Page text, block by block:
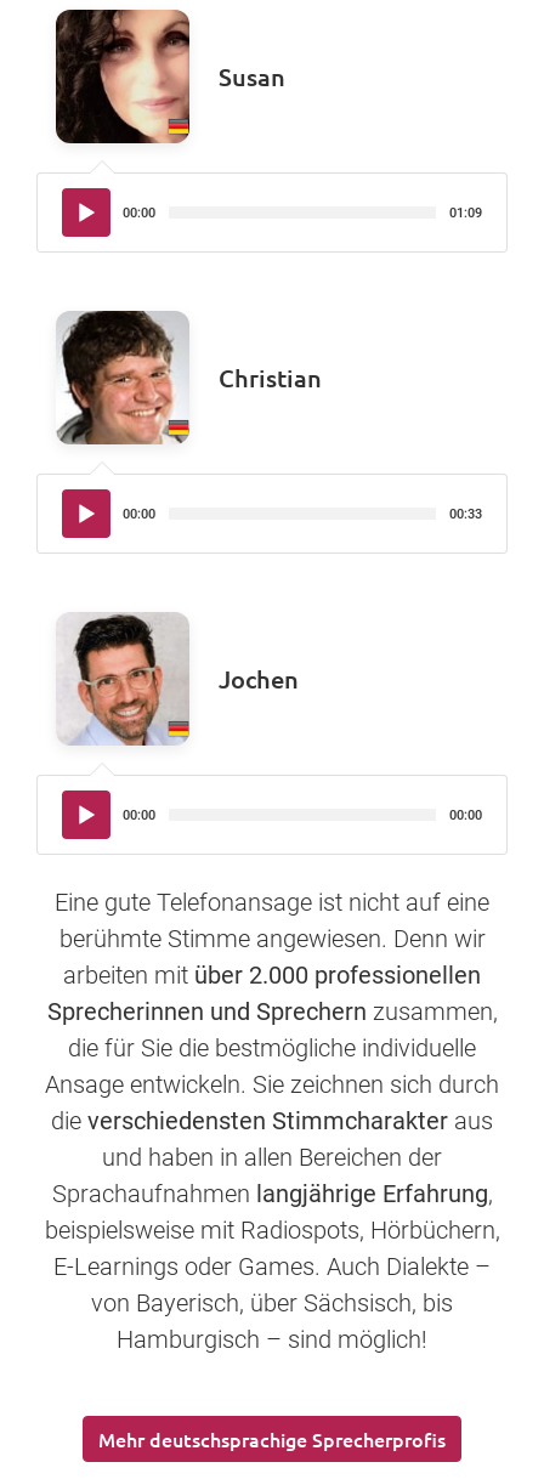
Susan
Audio-
Player
00:00 01:09
Christian
Audio-
Player
00:00 00:33
Jochen
Audio-
Player
00:00 00:00
Eine gute Telefonansage ist nicht auf eine
berühmte Stimme angewiesen. Denn wir
arbeiten mit über 2.000 professionellen
Sprecherinnen und Sprechern zusammen,
die für Sie die bestmögliche individuelle
Ansage entwickeln. Sie zeichnen sich durch
die verschiedensten Stimmcharakter aus
und haben in allen Bereichen der
Sprachaufnahmen langjährige Erfahrung,
beispielsweise mit Radiospots, Hörbüchern,
E-Learnings oder Games. Auch Dialekte –
von Bayerisch, über Sächsisch, bis
Hamburgisch – sind möglich!
Mehr deutschsprachige Sprecherprofis